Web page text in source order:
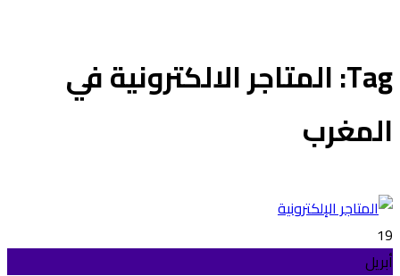
Tag: المتاجر الالكترونية في
المغرب
19
أبريل